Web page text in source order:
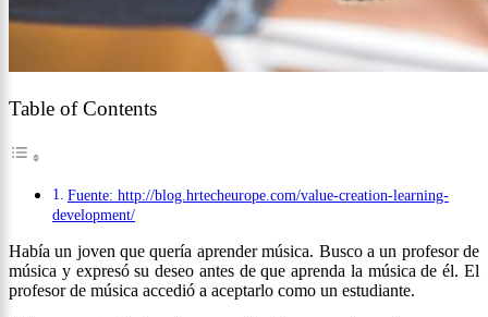
Table of Contents
Fuente: http://blog.hrtecheurope.com/value-creation-learning-
development/
Había un joven que quería aprender música. Busco a un profesor de
música y expresó su deseo antes de que aprenda la música de él. El
profesor de música accedió a aceptarlo como un estudiante.